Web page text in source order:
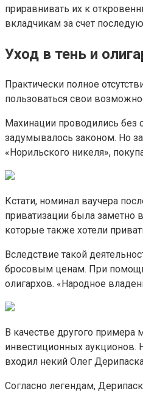
приравнивать их к
вкладчикам за счет
Уход в тень и
Практически полное
пользоваться свои
Махинации проводились без
задумывалось законом. Но
«Норильского никеля»,
Кстати, номинал ваучера
приватизации была заметно
которые также хотели
Вследствие такой
бросовым ценам. При помощи
олигархов. «Народное
В качестве другого
инвестиционных аукционов.
входил некий Олег
Согласно легендам,